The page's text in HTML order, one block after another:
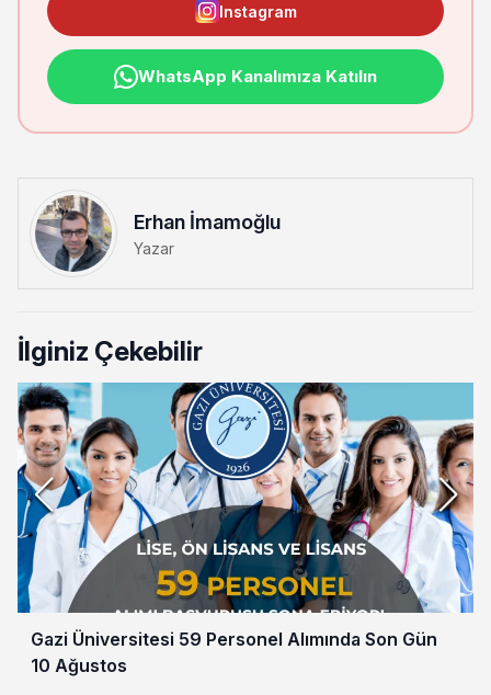
Instagram
WhatsApp Kanalımıza Katılın
Erhan İmamoğlu
Yazar
İlginiz Çekebilir
Gazi Üniversitesi 59 Personel Alımında Son Gün
10 Ağustos